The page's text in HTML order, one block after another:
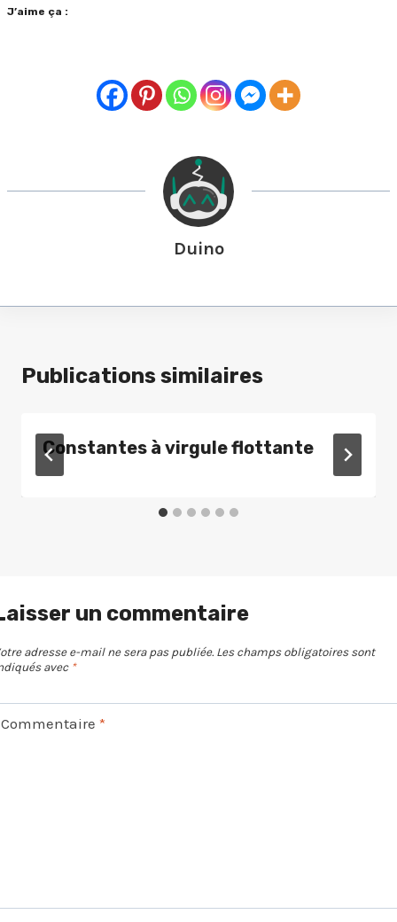
J’aime ça :
Duino
Publications similaires
Constantes à virgule flottante
un commentaire
adresse e-mail ne sera pas publiée. Les champs obligatoires sont
avec *
Commentaire *